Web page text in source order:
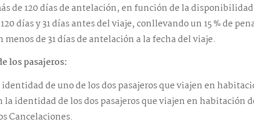
de 120 días de antelación, en función de la
días y 31 días antes del viaje, conllevando un 15 % de
de 31 días de antelación a la fecha del viaje.
los pasajeros:
de uno de los dos pasajeros que viajen en
la identidad de los dos pasajeros que viajen en
Cancelaciones.